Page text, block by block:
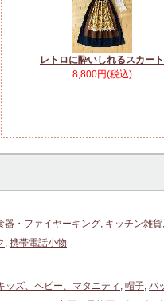
レトロに酔いしれるスカート
8,800円(税込)
器・ファイヤーキング, キッチン雑貨,
, 携帯電話小物
ッズ、ベビー、マタニティ , 帽子, バ